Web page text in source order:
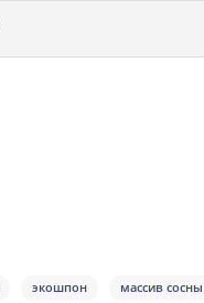
экошпон массив сосны